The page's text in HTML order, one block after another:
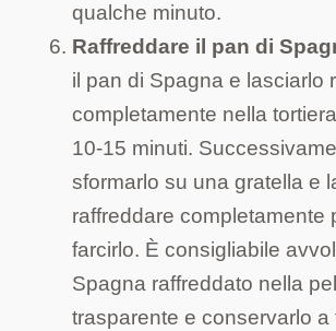
qualche minuto.
Raffreddare il pan di
il pan di Spagna e lasciarlo
completamente nella
10-15 minuti.
sformarlo su una gratella e
raffreddare completamente
farcirlo. È consigliabile
Spagna raffreddato nella
trasparente e conservarlo a